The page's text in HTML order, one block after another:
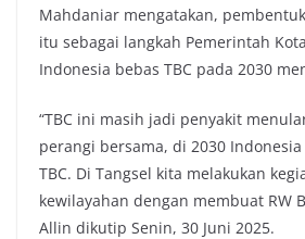
Mahdaniar mengatakan,
itu sebagai langkah Pemerintah
Indonesia bebas TBC pada 2030
“TBC ini masih jadi penyakit
perangi bersama, di 2030
TBC. Di Tangsel kita melakukan
kewilayahan dengan membuat RW
Allin dikutip Senin, 30 Juni 2025.